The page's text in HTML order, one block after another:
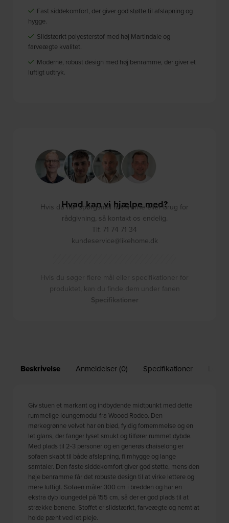
Beskrivelse Anmeldelser (0) Specifikationer
Giv stuen et markant og indbydende midtpunkt med dette
rummelige loungemodul fra Woood Rodeo. Den
mørkegrønne velvet har en blød, fyldig fornemmelse og en
let glans, der fanger lyset smukt og tilfører rummet dybde.
Med plads til 2-3 personer og en generøs chaiselong er
sofaen skabt til både afslapning, filmhygge og lange
samtaler. Den faste siddekomfort giver god støtte, mens den
høje benramme får det robuste design til at virke lettere og
mere luftigt. Sofaen måler 300 cm i bredden og har en
ekstra dyb loungedel på 155 cm, så der er god plads til at
strække benene. Stoffet er slidstærkt, farveægte og nemt at
holde pænt ved let pleje.
Fast siddekomfort, der giver god støtte til afslapning og
hygge.
Slidstærkt polyesterstof med høj Martindale og
farveægte kvalitet.
Moderne, robust design med høj benramme, der giver et
luftigt udtryk.
Hvad kan vi hjælpe med?
Hvis du har spørgsmål til varerne eller brug for
rådgivning, så kontakt os endelig.
Tlf. 71 74 71 34
kundeservice@likehome.dk
Hvis du søger flere mål eller specifikationer for
produktet, kan du finde dem under fanen
Specifikationer